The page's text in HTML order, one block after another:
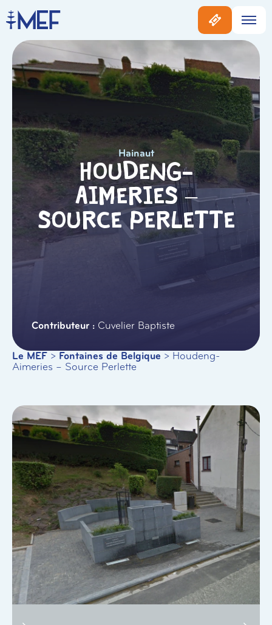
Hainaut
Houdeng-
Aimeries –
Source Perlette
Cuvelier Baptiste
Le MEF > Fontaines de Belgique > Houdeng-
Aimeries – Source Perlette